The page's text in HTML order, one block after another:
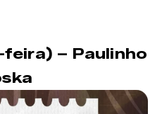
– Paulinho